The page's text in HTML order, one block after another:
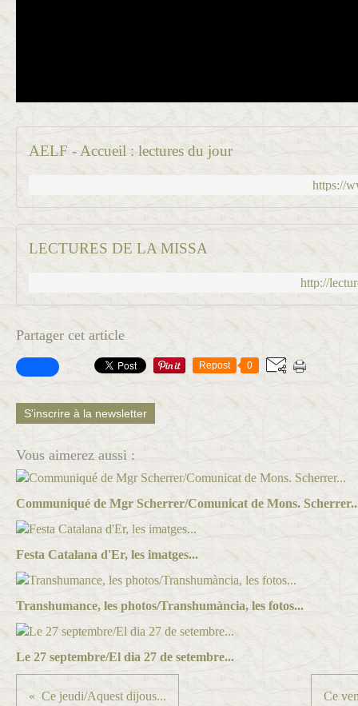
AELF - Accueil : lectures du jour
https://
LECTURES DE LA MISSA
http://
Partager cet article
Repost 0
S'inscrire à la newsletter
Vous aimerez aussi :
Communiqué de Mgr Scherrer/Comunicat de Mons.
Festa Catalana d'Er, les imatges...
Transhumance, les photos/Transhumància, les fotos...
Le 27 septembre/El dia 27 de setembre...
Ce jeudi/Aquest dijous... Ce